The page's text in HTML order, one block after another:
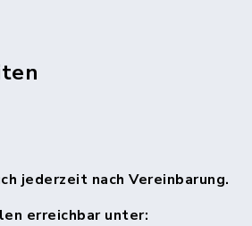
jederzeit nach Vereinbarung.
erreichbar unter: